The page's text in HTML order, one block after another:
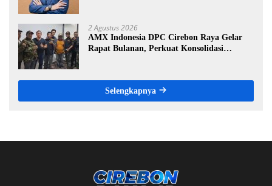
2 Agustus 2026
AMX Indonesia DPC Cirebon Raya Gelar
Rapat Bulanan, Perkuat Konsolidasi
Selengkapnya